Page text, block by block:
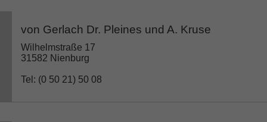
von Gerlach Dr. Pleines und A. Kruse
Wilhelmstraße 17
31582 Nienburg
Tel: (0 50 21) 50 08